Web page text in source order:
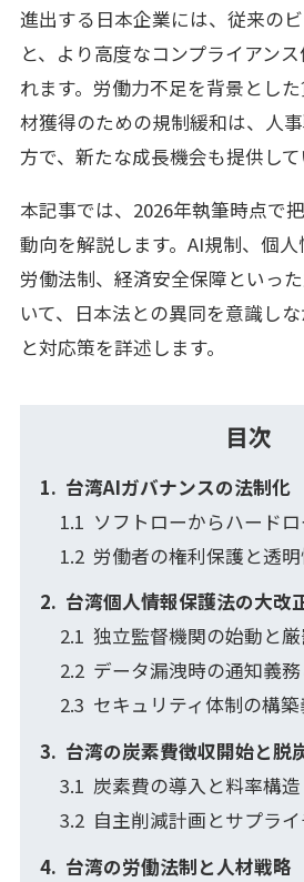
進出する日本企業には、従来の
と、より高度なコンプライアン
れます。労働力不足を背景とし
材獲得のための規制緩和は、人
方で、新たな成長機会も提供して
本記事では、2026年執筆時点で
動向を解説します。AI規制、個人
労働法制、経済安全保障といっ
いて、日本法との異同を意識し
と対応策を詳述します。
目次
台湾AIガバナンスの法制化
ソフトローからハード
労働者の権利保護と透
台湾個人情報保護法の大改
独立監督機関の始動と
データ漏洩時の通知義
セキュリティ体制の構
台湾の炭素費徴収開始と脱
炭素費の導入と料率構造
自主削減計画とサプラ
台湾の労働法制と人材戦略